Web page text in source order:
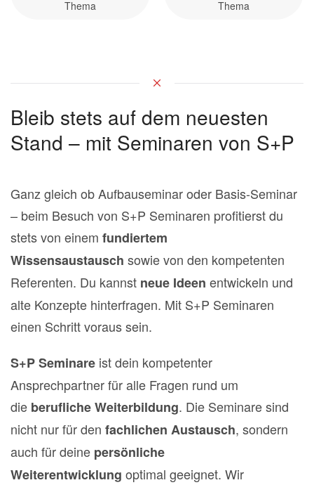
Thema Thema
Bleib stets auf dem neuesten
Stand – mit Seminaren von S+P
Ganz gleich ob Aufbauseminar oder Basis-Seminar
– beim Besuch von S+P Seminaren profitierst du
stets von einem fundiertem
Wissensaustausch sowie von den kompetenten
Referenten. Du kannst neue Ideen entwickeln und
alte Konzepte hinterfragen. Mit S+P Seminaren
einen Schritt voraus sein.
S+P Seminare ist dein kompetenter
Ansprechpartner für alle Fragen rund um
die berufliche Weiterbildung. Die Seminare sind
nicht nur für den fachlichen Austausch, sondern
auch für deine persönliche
Weiterentwicklung optimal geeignet. Wir